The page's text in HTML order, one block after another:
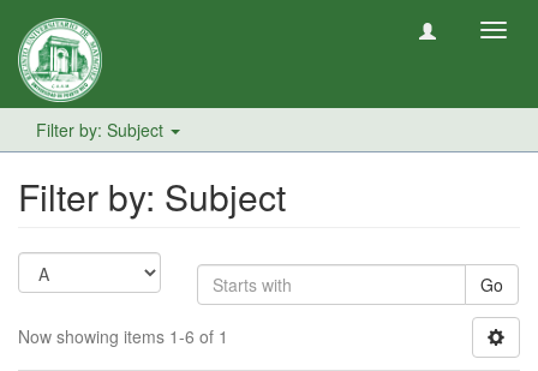
Filter by: Subject
Filter by: Subject
Go
Now showing items 1-6 of 1